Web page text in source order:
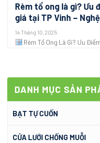
DANH MỤC SẢN
BẠT TỰ CUỐN
CỬA LƯỚI CHỐNG MUỖI
Rèm tổ ong là gì? Ưu
giá tại TP Vinh –
14 Tháng 10, 2025
Rèm Tổ Ong Là Gì? Ưu